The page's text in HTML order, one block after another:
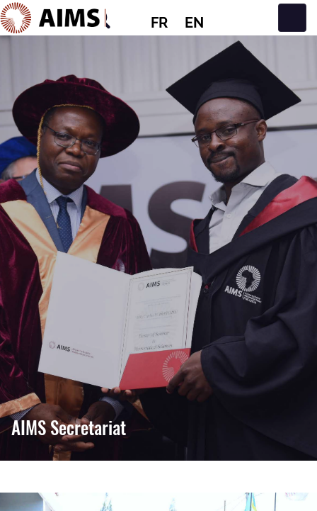
FR EN
Navigation principale
AIMS Secretariat